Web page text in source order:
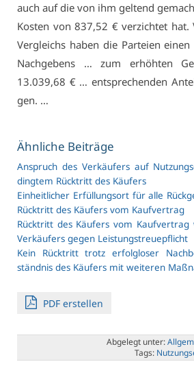
auch auf die von ihm gel­tend
Kos­ten von 837,52 € ver­zich­tet hat.
Ver­gleichs ha­ben die Par­tei­en
Nach­ge­bens … zum er­höh­ten
13.039,68 € … ent­spre­chen­den
gen. …
Ähn­li­che Bei­trä­ge
An­spruch des Ver­käu­fers auf
ding­tem Rück­tritt des Käu­fers
Ein­heit­li­cher Er­fül­lungs­ort für al­le
Rück­tritt des Käu­fers vom Kauf­ver­trag
Rück­tritt des Käu­fers vom Kauf­ver­trag
Ver­käu­fers ge­gen Leis­tungs­treue­pflicht
Kein Rück­tritt trotz er­folg­lo­ser
ständ­nis des Käu­fers mit wei­te­ren
PDF er­stel­len
Ab­ge­legt un­ter:
Tags: